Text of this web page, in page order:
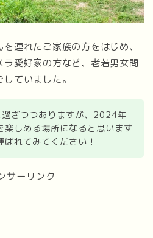
連れたご家族の方をはじめ、
愛好家の方など、老若男女問
ていました。
ぎつつありますが、2024年
楽しめる場所になると思います
れてみてください！
サーリンク